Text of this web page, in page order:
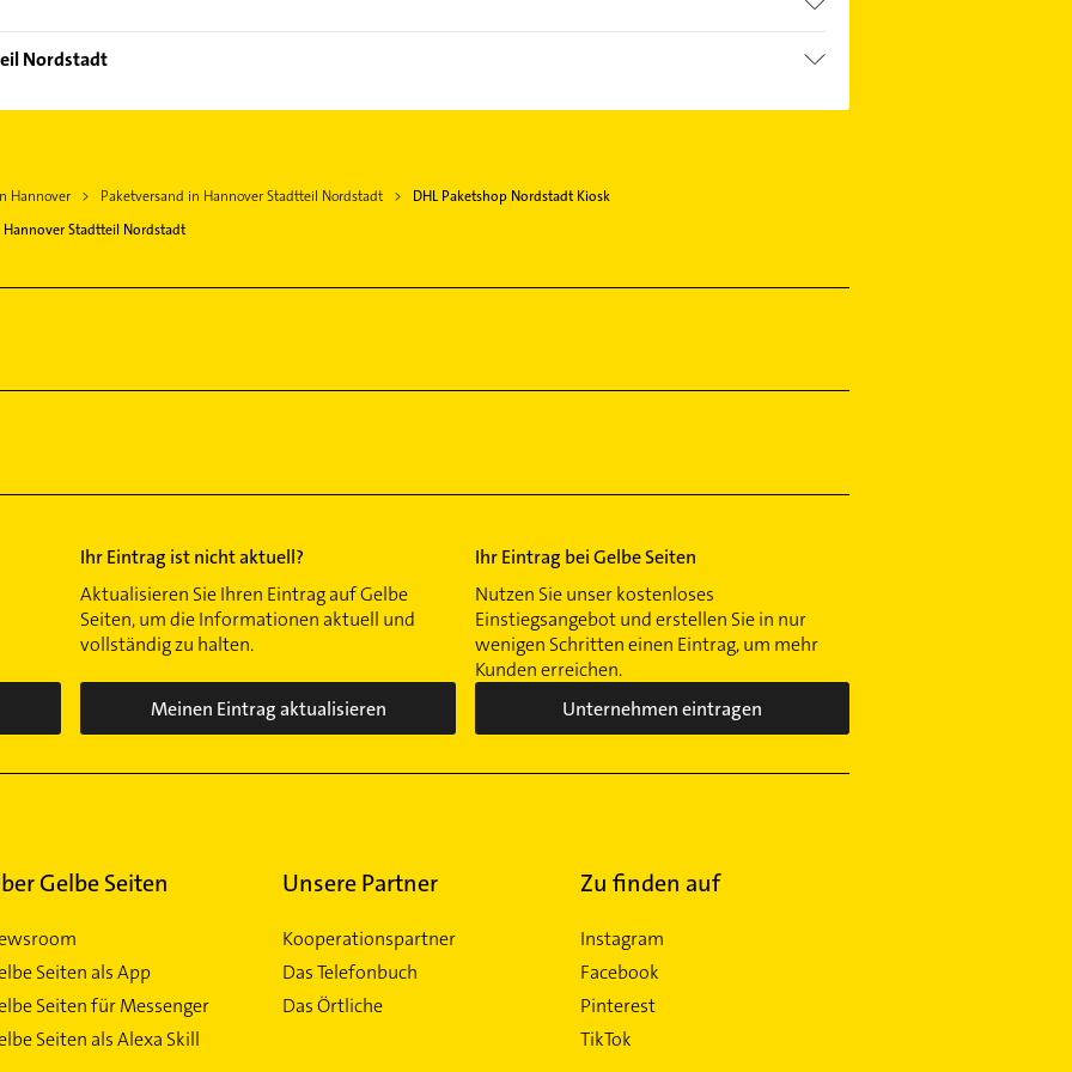
Nordstadt
Hannover Paketversand in Hannover Stadtteil Nordstadt
DHL Paketshop Nordstadt Kiosk
Hannover Stadtteil Nordstadt
Ihr Eintrag ist nicht aktuell?
Aktualisieren Sie Ihren Eintrag auf Gelbe
Seiten, um die Informationen aktuell und
vollständig zu halten.
Meinen Eintrag aktualisieren
Ihr Eintrag bei Gelbe Seiten
Nutzen Sie unser kostenloses
Einstiegsangebot und erstellen Sie in nur
wenigen Schritten einen Eintrag, um mehr
Kunden erreichen.
Unternehmen eintragen
Gelbe Seiten
Seiten als App
Seiten für Messenger
Seiten als Alexa Skill
Unsere Partner
Kooperationspartner
Das Telefonbuch
Das Örtliche
Zu finden auf
Instagram
Facebook
Pinterest
TikTok